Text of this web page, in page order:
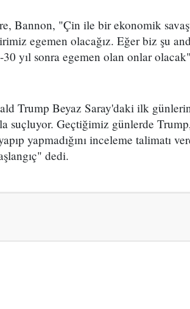
Bannon, "Çin ile bir ekonomik
egemen olacağız. Eğer biz şu
yıl sonra egemen olan onlar
Trump Beyaz Saray'daki ilk
suçluyor. Geçtiğimiz günlerde
yapmadığını inceleme talimatı
dedi.